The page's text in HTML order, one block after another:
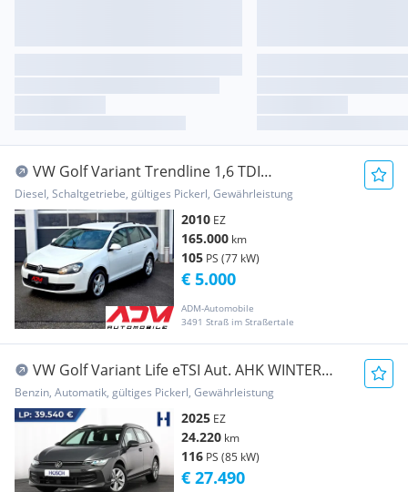
VW Golf Variant Trendline 1,6 TDI
DPF***1.Besitz, ...
Diesel, Schaltgetriebe, gültiges Pickerl, Gewährleistung
2010 EZ
165.000 km
105 PS (77 kW)
ADM-Automobile
3491 Straß im Straßertale
€ 5.000
VW Golf Variant Life eTSI Aut. AHK WINTER
NAV 12,9...
Benzin, Automatik, gültiges Pickerl, Gewährleistung
2025 EZ
24.220 km
116 PS (85 kW)
€ 27.490